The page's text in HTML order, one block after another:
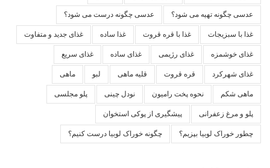
عدسی چگونه تهیه می شود؟ عدسی چگونه درست می شود؟
غذا با سبزیجات غذا با قره قروت غذا ساده غذای جدید و متفاوت
غذای خوشمزه غذای رژیمی غذای ساده غذای سریع
غذای شهرکرد قره قروت قلیه ماهی لبو ماهی
ماهی شکم نحوه پخت رامیون نودل چینی پلو مجلسی
پلو و مرغ زعفرانی پیشگیری از پوکی استخوان
چطور خوراک لوبیا بپزیم؟ چگونه خوراک لوبیا درست کنیم؟